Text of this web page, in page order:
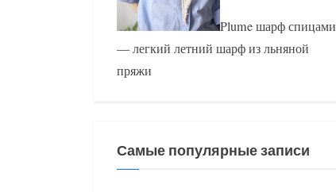
Plume шарф спицами
— легкий летний шарф из льняной
пряжи
Самые популярные записи